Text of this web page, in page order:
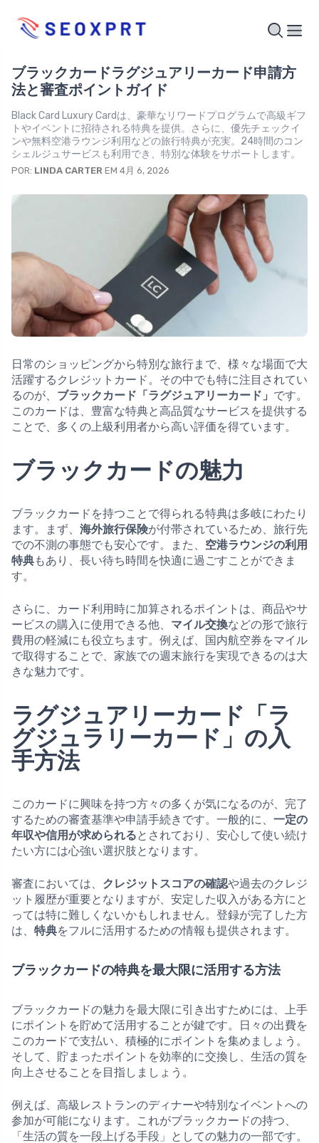
ブラックカードラグジュアリーカード申請方
法と審査ポイントガイド
Black Card Luxury Cardは、豪華なリワードプログラムで高級ギフ
トやイベントに招待される特典を提供。さらに、優先チェックイ
ンや無料空港ラウンジ利用などの旅行特典が充実。24時間のコン
シェルジュサービスも利用でき、特別な体験をサポートします。
POR: LINDA CARTER EM 4月 6, 2026
日常のショッピングから特別な旅行まで、様々な場面で大
活躍するクレジットカード。その中でも特に注目されてい
るのが、 ブラックカード「ラグジュアリーカード」 です。
このカードは、豊富な特典と高品質なサービスを提供する
ことで、多くの上級利用者から高い評価を得ています。
ブラックカードの魅力
ブラックカードを持つことで得られる特典は多岐にわたり
ます。まず、 海外旅行保険が付帯されているため、旅行先
での不測の事態でも安心です。また、 空港ラウンジの利用
特典もあり、長い待ち時間を快適に過ごすことができま
す。
さらに、カード利用時に加算されるポイントは、商品やサ
ービスの購入に使用できる他、 マイル交換などの形で旅行
費用の軽減にも役立ちます。例えば、国内航空券をマイル
で取得することで、家族での週末旅行を実現できるのは大
きな魅力です。
ラグジュアリーカード「ラ
グジュラリーカード」の入
手方法
このカードに興味を持つ方々の多くが気になるのが、完了
するための審査基準や申請手続きです。一般的に、 一定の
年収や信用が求められるとされており、安心して使い続け
たい方には心強い選択肢となります。
審査においては、 クレジットスコアの確認や過去のクレジ
ット履歴が重要となりますが、安定した収入がある方にと
っては特に難しくないかもしれません。登録が完了した方
は、 特典をフルに活用するための情報も提供されます。
ブラックカードの特典を最大限に活用する方法
ブラックカードの魅力を最大限に引き出すためには、上手
にポイントを貯めて活用することが鍵です。日々の出費を
このカードで支払い、積極的にポイントを集めましょう。
そして、貯まったポイントを効率的に交換し、生活の質を
向上させることを目指しましょう。
例えば、高級レストランのディナーや特別なイベントへの
参加が可能になります。これがブラックカードの持つ、
「生活の質を一段上げる手段」としての魅力の一部です。